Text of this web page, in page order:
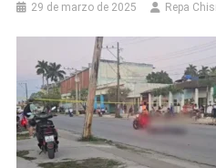
29 de marzo de 2025 Repa